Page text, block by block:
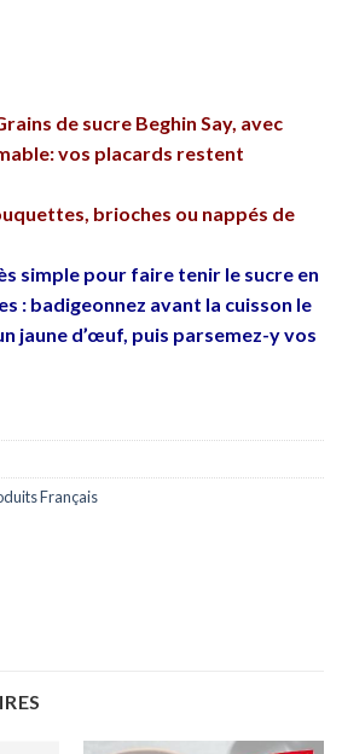
de sucre Beghin Say, avec
vos placards restent
brioches ou nappés de
simple pour faire tenir le sucre en
: badigeonnez avant la cuisson le
jaune d’œuf, puis parsemez-y vos
Français